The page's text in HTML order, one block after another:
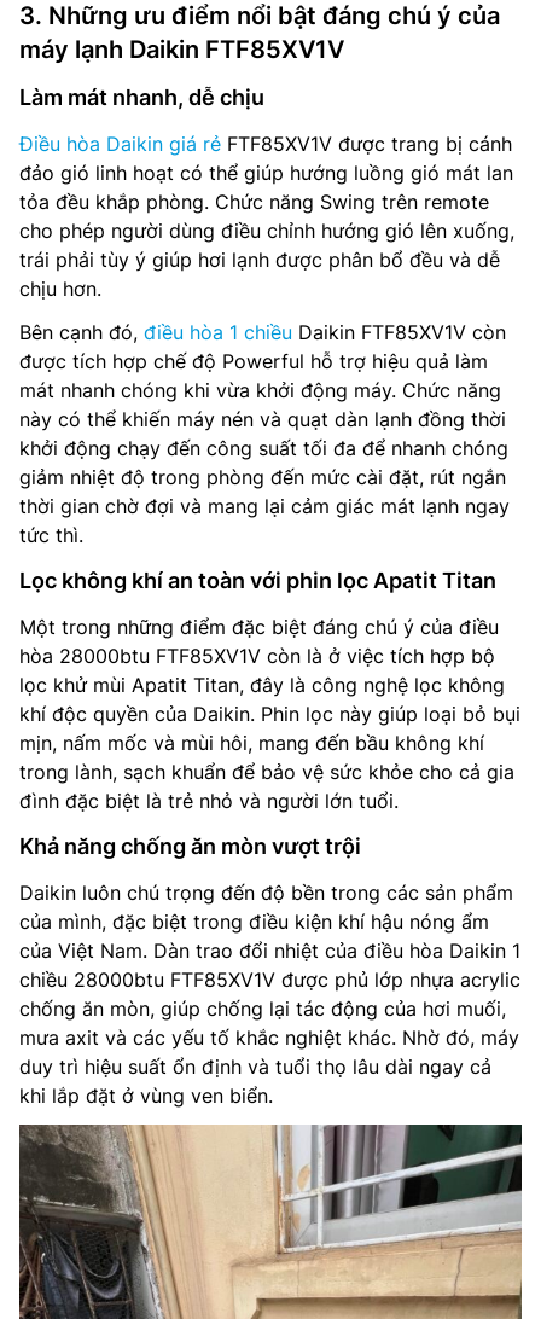
3. Những ưu điểm nổi bật đáng chú ý của
máy lạnh Daikin FTF85XV1V
Làm mát nhanh, dễ chịu
Điều hòa Daikin giá rẻ FTF85XV1V được trang bị cánh
đảo gió linh hoạt có thể giúp hướng luồng gió mát lan
tỏa đều khắp phòng. Chức năng Swing trên remote
cho phép người dùng điều chỉnh hướng gió lên xuống,
trái phải tùy ý giúp hơi lạnh được phân bổ đều và dễ
chịu hơn.
Bên cạnh đó, điều hòa 1 chiều Daikin FTF85XV1V còn
được tích hợp chế độ Powerful hỗ trợ hiệu quả làm
mát nhanh chóng khi vừa khởi động máy. Chức năng
này có thể khiến máy nén và quạt dàn lạnh đồng thời
khởi động chạy đến công suất tối đa để nhanh chóng
giảm nhiệt độ trong phòng đến mức cài đặt, rút ngắn
thời gian chờ đợi và mang lại cảm giác mát lạnh ngay
tức thì.
Lọc không khí an toàn với phin lọc Apatit Titan
Một trong những điểm đặc biệt đáng chú ý của điều
hòa 28000btu FTF85XV1V còn là ở việc tích hợp bộ
lọc khử mùi Apatit Titan, đây là công nghệ lọc không
khí độc quyền của Daikin. Phin lọc này giúp loại bỏ bụi
mịn, nấm mốc và mùi hôi, mang đến bầu không khí
trong lành, sạch khuẩn để bảo vệ sức khỏe cho cả gia
đình đặc biệt là trẻ nhỏ và người lớn tuổi.
Khả năng chống ăn mòn vượt trội
Daikin luôn chú trọng đến độ bền trong các sản phẩm
của mình, đặc biệt trong điều kiện khí hậu nóng ẩm
của Việt Nam. Dàn trao đổi nhiệt của điều hòa Daikin 1
chiều 28000btu FTF85XV1V được phủ lớp nhựa acrylic
chống ăn mòn, giúp chống lại tác động của hơi muối,
mưa axit và các yếu tố khắc nghiệt khác. Nhờ đó, máy
duy trì hiệu suất ổn định và tuổi thọ lâu dài ngay cả
khi lắp đặt ở vùng ven biển.